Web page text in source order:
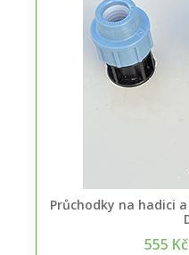
Průchodky na hadici
555 Kč